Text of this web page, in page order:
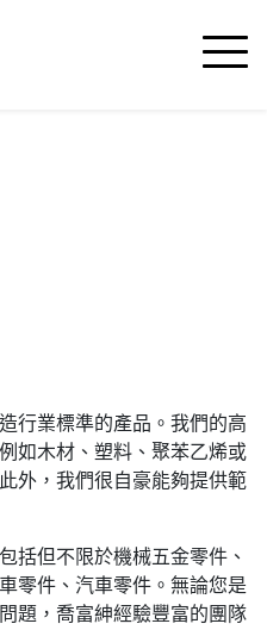
行業標準的產品。我們的高
如木材、塑料、聚苯乙烯或
外，我們很自豪能夠提供範
括但不限於機械五金零件、
零件、汽車零件。無論您是
題，喬富紳經驗豐富的團隊